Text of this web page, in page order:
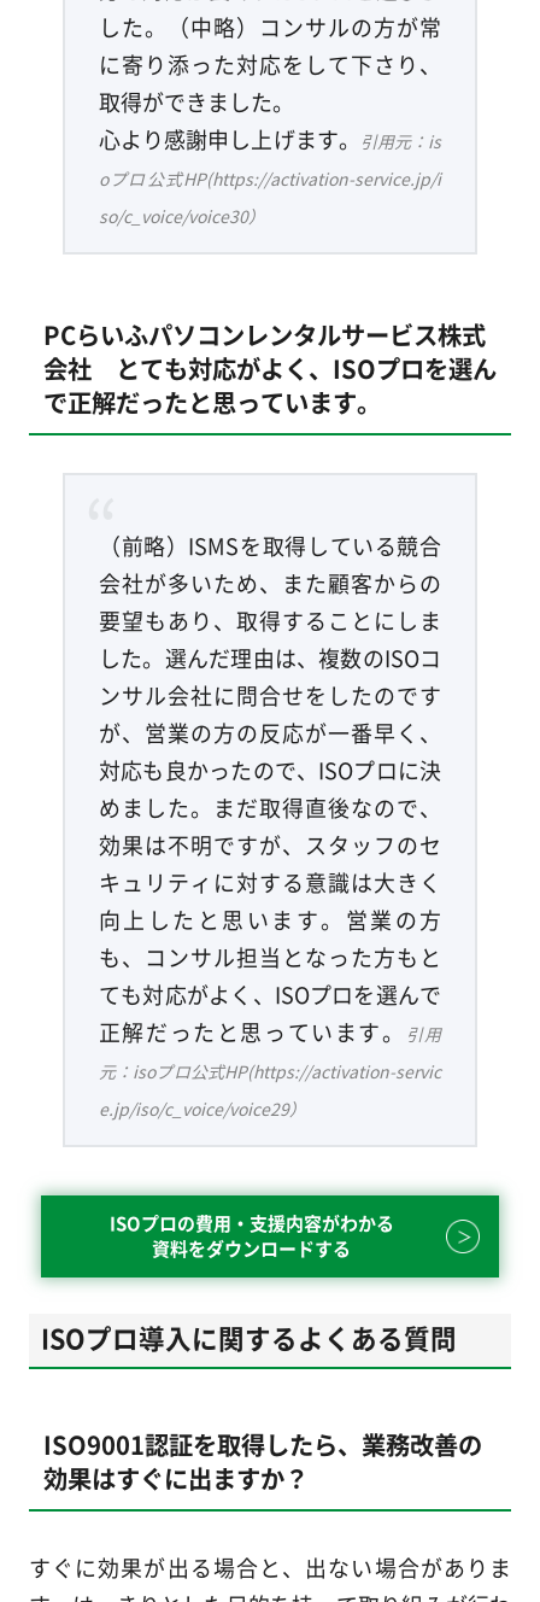
した。（中略）コンサルの方が常
に寄り添った対応をして下さり、
取得ができました。
心より感謝申し上げます。
引用元：is
oプロ公式HP(https://activation-service.jp/i
so/c_voice/voice30）
PCらいふパソコンレンタルサービス株式
会社 とても対応がよく、ISOプロを選ん
で正解だったと思っています。
（前略）ISMSを取得している競合
会社が多いため、また顧客からの
要望もあり、取得することにしま
した。選んだ理由は、複数のISOコ
ンサル会社に問合せをしたのです
が、営業の方の反応が一番早く、
対応も良かったので、ISOプロに決
めました。まだ取得直後なので、
効果は不明ですが、スタッフのセ
キュリティに対する意識は大きく
向上したと思います。営業の方
も、コンサル担当となった方もと
ても対応がよく、ISOプロを選んで
正解だったと思っています。
引用
元：isoプロ公式HP(https://activation-servic
e.jp/iso/c_voice/voice29）
ISOプロの費用・支援内容がわかる
資料をダウンロードする
ISOプロ導入に関するよくある質問
ISO9001認証を取得したら、業務改善の
効果はすぐに出ますか？
すぐに効果が出る場合と、出ない場合がありま